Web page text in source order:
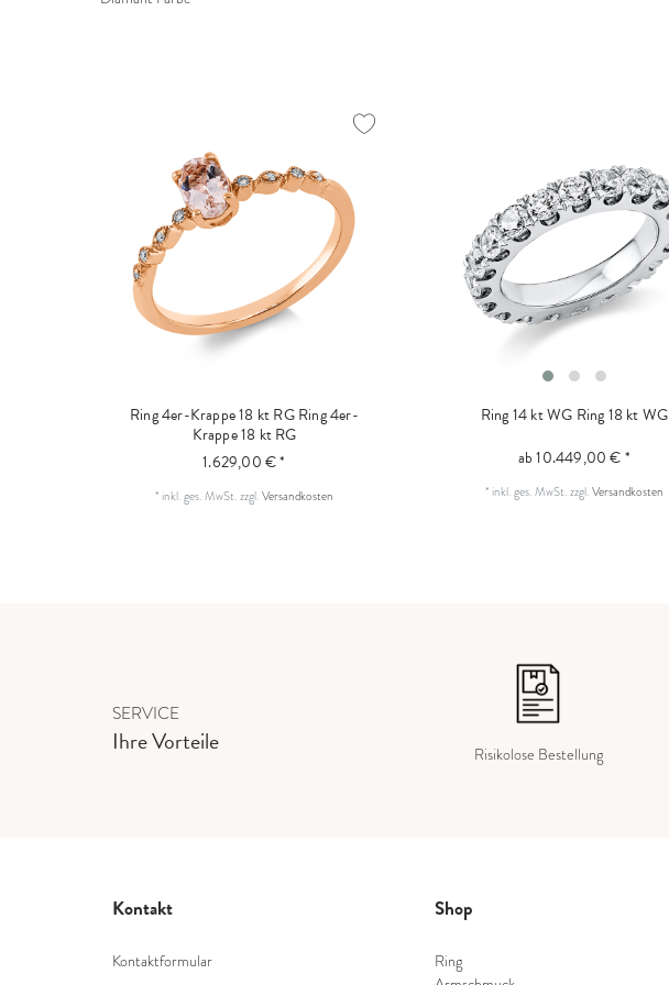
Ring 4er-Krappe 18 kt RGRing 4er-
Krappe 18 kt RG
1.629,00 € *
* inkl. ges. MwSt.zzgl.Versandkosten
Ring 14 kt WG Ring 18 kt WG
ab 10.449,00 € *
* inkl. ges. MwSt.zzgl.Versandkosten
SERVICE
Ihre Vorteile Risikolose Bestellung
Kontakt
Kontaktformular
Shop
Ring